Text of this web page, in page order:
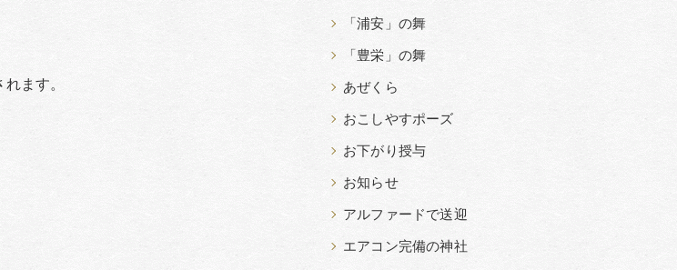
ます。
「浦安」の舞
「豊栄」の舞
あぜくら
おこしやすポーズ
お下がり授与
お知らせ
アルファードで送迎
エアコン完備の神社